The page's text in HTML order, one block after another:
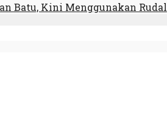
Batu, Kini Menggunakan Rudal